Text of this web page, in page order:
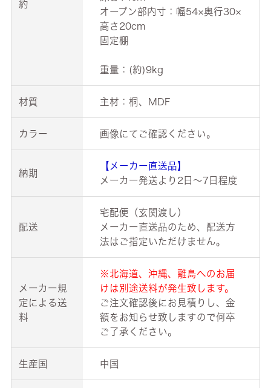
約
オープン部内寸：幅54×奥行30×
高さ20cm
固定棚
重量：(約)9kg
材質 主材：桐、MDF
カラー 画像にてご確認ください。
納期
【メーカー直送品】
メーカー発送より2日～7日程度
配送
宅配便（玄関渡し）
メーカー直送品のため、配送方
法はご指定いただけません。
メーカー規
定による送
料
※北海道、沖縄、離島へのお届
けは別途送料が発生致します。
ご注文確認後にお見積りし、金
額をお知らせ致しますので何卒
ご了承ください。
生産国 中国